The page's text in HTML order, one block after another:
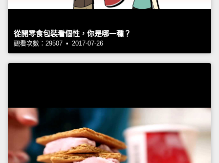
從開零食包裝看個性，你是哪一種？
觀看次數：29507 • 2017-07-26